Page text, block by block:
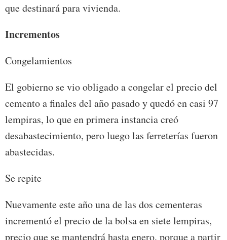
que destinará para vivienda.
Incrementos
Congelamientos
El gobierno se vio obligado a congelar el precio del
cemento a finales del año pasado y quedó en casi 97
lempiras, lo que en primera instancia creó
desabastecimiento, pero luego las ferreterías fueron
abastecidas.
Se repite
Nuevamente este año una de las dos cementeras
incrementó el precio de la bolsa en siete lempiras,
precio que se mantendrá hasta enero, porque a partir